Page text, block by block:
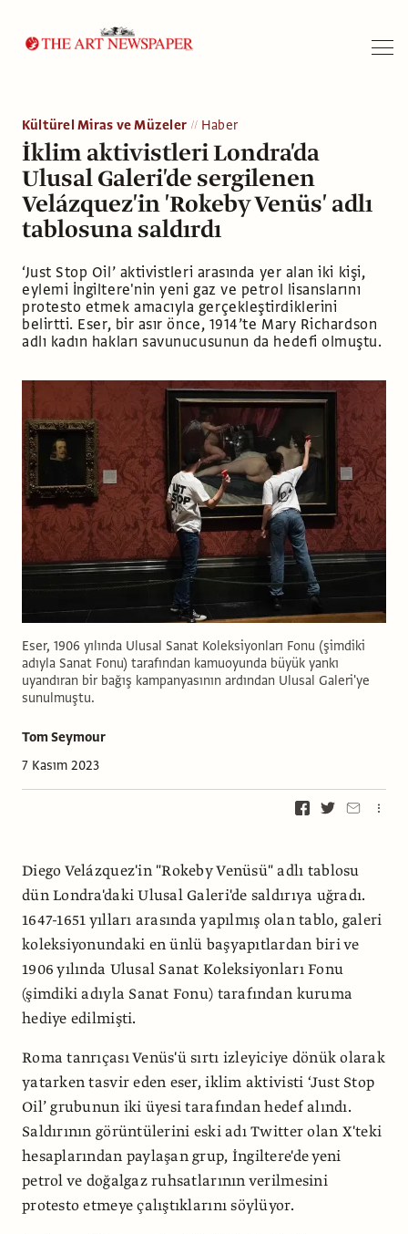
Kültürel Miras ve Müzeler Haber
İklim aktivistleri Londra'da
Ulusal Galeri'de sergilenen
Velázquez'in 'Rokeby Venüs' adlı
tablosuna saldırdı
‘Just Stop Oil’ aktivistleri arasında yer alan iki kişi,
eylemi İngiltere'nin yeni gaz ve petrol lisanslarını
protesto etmek amacıyla gerçekleştirdiklerini
belirtti. Eser, bir asır önce, 1914’te Mary Richardson
adlı kadın hakları savunucusunun da hedefi olmuştu.
Tom Seymour
7 Kasım 2023
Eser, 1906 yılında Ulusal Sanat Koleksiyonları Fonu (şimdiki
adıyla Sanat Fonu) tarafından kamuoyunda büyük yankı
uyandıran bir bağış kampanyasının ardından Ulusal Galeri'ye
sunulmuştu.
Diego Velázquez'in "Rokeby Venüsü" adlı tablosu
dün Londra'daki Ulusal Galeri'de saldırıya uğradı.
1647-1651 yılları arasında yapılmış olan tablo, galeri
koleksiyonundaki en ünlü başyapıtlardan biri ve
1906 yılında Ulusal Sanat Koleksiyonları Fonu
(şimdiki adıyla Sanat Fonu) tarafından kuruma
hediye edilmişti.
Roma tanrıçası Venüs'ü sırtı izleyiciye dönük olarak
yatarken tasvir eden eser, iklim aktivisti ‘Just Stop
Oil’ grubunun iki üyesi tarafından hedef alındı.
Saldırının görüntülerini eski adı Twitter olan X'teki
hesaplarından paylaşan grup, İngiltere'de yeni
petrol ve doğalgaz ruhsatlarının verilmesini
protesto etmeye çalıştıklarını söylüyor.